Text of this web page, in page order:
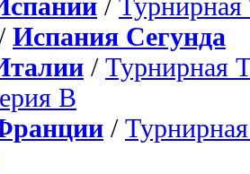
Испания Сегунда
/ Турнирная
B
/